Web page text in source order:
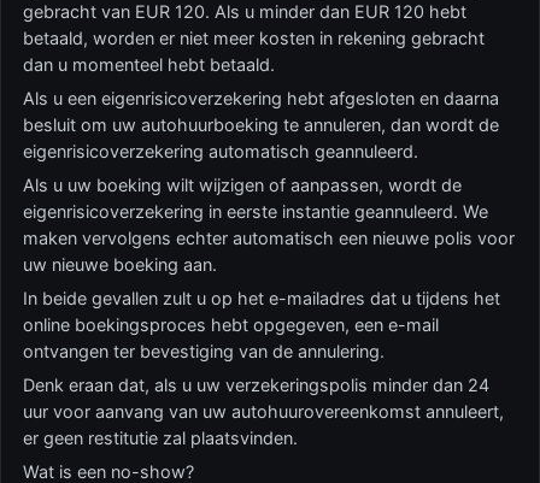
gebracht van EUR 120. Als u minder dan EUR 120 hebt
betaald, worden er niet meer kosten in rekening gebracht
dan u momenteel hebt betaald.
Als u een eigenrisicoverzekering hebt afgesloten en daarna
besluit om uw autohuurboeking te annuleren, dan wordt de
eigenrisicoverzekering automatisch geannuleerd.
Als u uw boeking wilt wijzigen of aanpassen, wordt de
eigenrisicoverzekering in eerste instantie geannuleerd. We
maken vervolgens echter automatisch een nieuwe polis voor
uw nieuwe boeking aan.
In beide gevallen zult u op het e-mailadres dat u tijdens het
online boekingsproces hebt opgegeven, een e-mail
ontvangen ter bevestiging van de annulering.
Denk eraan dat, als u uw verzekeringspolis minder dan 24
uur voor aanvang van uw autohuurovereenkomst annuleert,
er geen restitutie zal plaatsvinden.
Wat is een no-show?